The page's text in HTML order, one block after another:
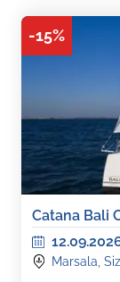
-15%
Catana Bali
Marsala,